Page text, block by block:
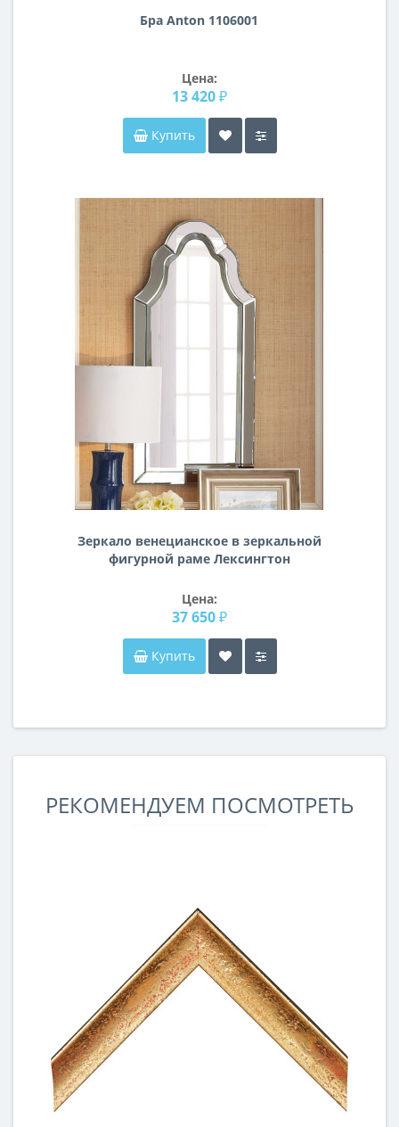
Бра Anton 1106001
Цена:
13 420 ₽
Купить
Зеркало венецианское в зеркальной
фигурной раме Лексингтон
Цена:
37 650 ₽
Купить
РЕКОМЕНДУЕМ ПОСМОТРЕТЬ